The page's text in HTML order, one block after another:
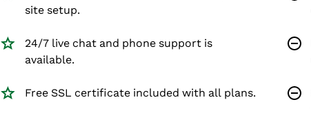
site setup.
24/7 live chat and phone support is
available.
Free SSL certificate included with all plans.